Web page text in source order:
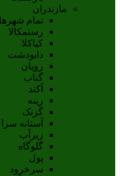
مازندران
تمام شهر‌ها
رستمکالا
کیاکلا
دابودشت
رویان
گتاب
آکند
رینه
گزنک
آستانه سرا
زیرآب
گلوگاه
پول
سرخرود